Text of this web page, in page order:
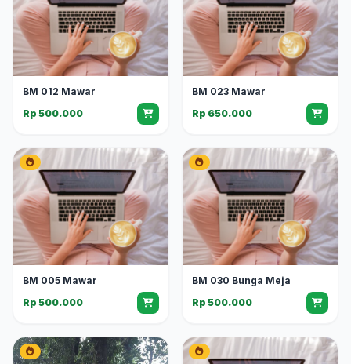
BM 012 Mawar
Rp 500.000
BM 023 Mawar
Rp 650.000
BM 005 Mawar
Rp 500.000
BM 030 Bunga Meja
Rp 500.000